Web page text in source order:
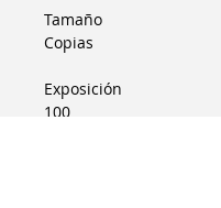
Copias
100